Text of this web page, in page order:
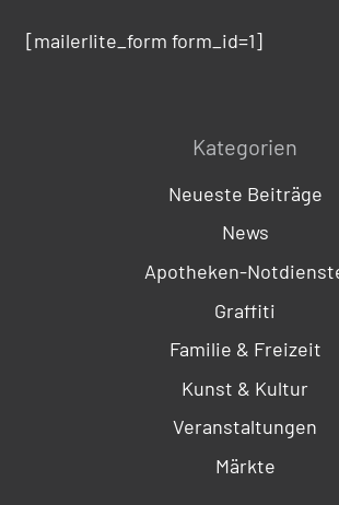
[mailerlite_form form_id=1]
Kategorien
Neueste Beiträge
News
Apotheken-
Graffiti
Familie & Freizeit
Kunst & Kultur
Veranstaltungen
Märkte